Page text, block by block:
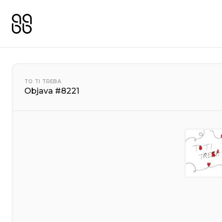
TO TI TREBA
Objava #8221